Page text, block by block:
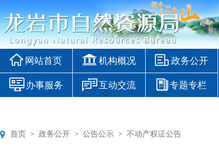
网站首页 机构概况 政务公开
办事服务 互动交流 专题专栏
首页 > 政务公开 > 公告公示 > 不动产权证公告